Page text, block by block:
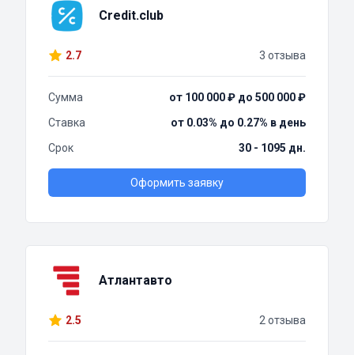
Credit.club
2.7 3 отзыва
Сумма
от 100 000 ₽ до 500 000 ₽
Ставка
от 0.03% до 0.27% в день
Срок
30 - 1095 дн.
Оформить заявку
Атлантавто
2.5 2 отзыва